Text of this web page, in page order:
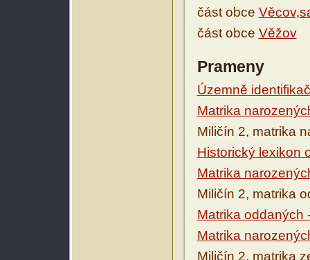
část obce
část obce Věžov
Prameny
Územně
Matrika
Miličín 2, matrika
Historický lexikon
Matrika
Miličín 2, matrika
Matrika oddaných
Matrika
Miličín 2, matrika